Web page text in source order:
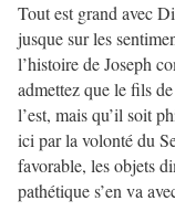
Tout est grand avec
jusque sur les
l’histoire de Joseph
admettez que le fils
l’est, mais qu’il soit
ici par la volonté du
favorable, les objets
pathétique s’en va